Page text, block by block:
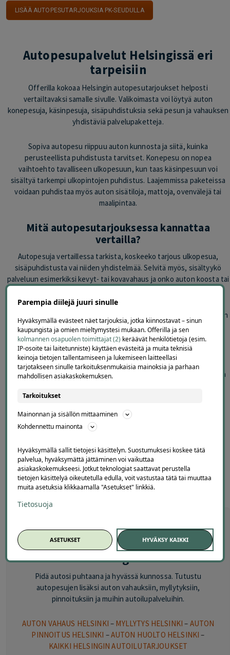
LISÄÄ AUTOPESUTARJOUKSIA PK-SEUDULLA
Autopesupalvelut Helsingissä eri
tarpeisiin
Offerilla kokoaa Helsingin autopesutarjoukset helposti
vertailtavaksi samalle sivulle. Valikoimasta voi löytyä auton
konepesuja, käsinpesuja, sisäpuhdistuksia sekä pesun ja vahauksen
yhdistäviä palvelupaketteja.
Sopiva autopesu riippuu auton kunnosta ja siitä, kuinka
perusteellista puhdistusta tarvitset. Konepesu on nopea
vaihtoehto tavalliseen ulkopesuun, kun taas käsinpesuun voi
sisältyä tarkempi ulkopintojen puhdistus. Laajemmissa paketeissa
voidaan puhdistaa myös auton sisätiloja, mattoja, ovenvälejä tai
maalipintaa.
Mitä autopesutarjouksessa kannattaa
vertailla?
Autopesuja vertaillessa tarkista, koskeeko tarjous ulkopesua,
sisäpuhdistusta vai niiden yhdistelmää. Selvitä myös, sisältyykö
palveluun esimerkiksi kevyt- tai kovavahaus ja onko auton koosta tai
Autopesun hinta Helsingissä vaihtelee pesumenetelmän ja palvelun
laajuuden mukaan. Pelkän hinnan sijasta kannattaa vertailla, mitä
työvaiheita tarjoukseen kuuluu ja missä pesula sijaitsee.
Helsingin autopesutarjoukset vaihtuvat säännöllisesti. Tarkista
ennen ostamista tarjouksen sisältö, voimassaoloaika, toimipiste ja
Tutustu myös auton sisäpuhdistuksiin,
myllytyksiin
pinnoituksiin ja muihin
Usein kysyttyä autopesuista
Helsingissä
Tutustu myös muihin
autonhoitopalveluihin
Helsingissä
Pidä autosi puhtaana ja hyvässä kunnossa. Tutustu
autopesujen lisäksi auton vahauksiin, myllytyksiin,
pinnoituksiin ja muihin autoilupalveluihin.
AUTON VAHAUS HELSINKI – MYLLYTYS HELSINKI – AUTON
PINNOITUS HELSINKI –AUTON HUOLTO HELSINKI –
KAIKKI HELSINGIN AUTOILUTARJOUKSET
Parempia diilejä juuri sinulle
Hyväksymällä evästeet näet tarjouksia, jotka kiinnostavat – sinun
kaupungista ja omien mieltymystesi mukaan. Offerilla ja sen
kolmannen osapuolen toimittajat (2) keräävät henkilötietoja (esim.
IP-osoite tai laitetunniste) käyttäen evästeitä ja muita teknisiä
keinoja tietojen tallentamiseen ja lukemiseen laitteellasi
tarjotakseen sinulle tarkoituksenmukaisia mainoksia ja parhaan
mahdollisen asiakaskokemuksen.
Tarkoitukset
Mainonnan ja sisällön mittaaminen
Kohdennettu mainonta
Hyväksymällä sallit tietojesi käsittelyn. Suostumuksesi koskee tätä
palvelua, hyväksymättä jättäminen voi vaikuttaa
asiakaskokemukseesi. Jotkut teknologiat saattavat perustella
tietojen käsittelyä oikeutetulla edulla, voit vastustaa tätä tai muuttaa
muita asetuksia klikkaamalla "Asetukset" linkkiä.
Tietosuoja
ASETUKSET HYVÄKSY KAIKKI